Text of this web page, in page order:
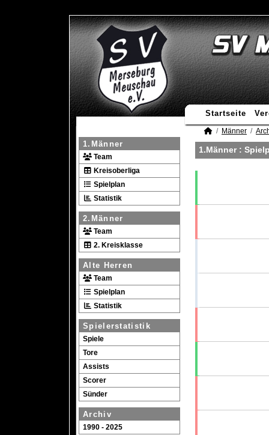
Startseite
1.Männer
Team
Kreisoberliga
Spielplan
Statistik
2.Männer
Team
2. Kreisklasse
Alte Herren
Team
Spielplan
Statistik
Spielerstatistik
Spiele
Tore
Assists
Scorer
Sünder
Archiv
1990 - 2025
Männer
1.Männer :